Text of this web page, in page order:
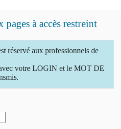
à accès restreint
réservé aux professionnels de
votre LOGIN et le MOT DE